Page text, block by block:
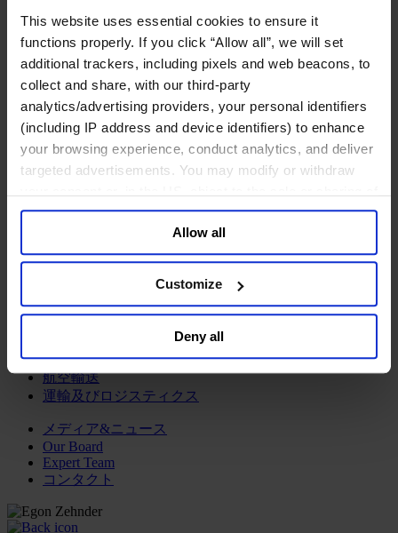
This website uses essential cookies to ensure it
functions properly. If you click “Allow all”, we will set
additional trackers, including pixels and web beacons, to
collect and share, with our third-party
analytics/advertising providers, your personal identifiers
(including IP address and device identifiers) to enhance
your browsing experience, conduct analytics, and deliver
targeted advertisements. You may modify or withdraw
your data for targeted advertising, by clicking “Do Not
Sell or Share My Personal Information” in the footer of
the website. You must opt-out of each device and each
browser. For additional information and retention terms
general collection and use of personal information see
Allow all
Customize
Deny all
金融サービス
アセットマネジメント
インフラ事業
ウェルスマネジメント
デジタル資産、暗号資産、Web3
プライベート・エクイティ
リスクマネジメント
保険
投資銀行及びマーケット
金融テクノロジー（フィンテック）
サービス
ビジネスサービス
プロフェッショナルサービス
ホスピタリティ、旅行・レジャー
不動産
航空輸送
運輸及びロジスティクス
メディア&ニュース
Our Board
Expert Team
コンタクト